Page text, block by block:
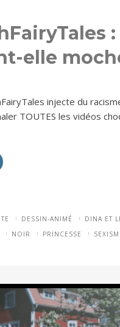
elle
injecte du
TOUTES les vidéos
DESSIN-ANIMÉ DINA ET
NOIR PRINCESSE